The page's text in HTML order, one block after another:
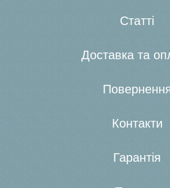
Статті
Доставка та
Контакти
Гарантія